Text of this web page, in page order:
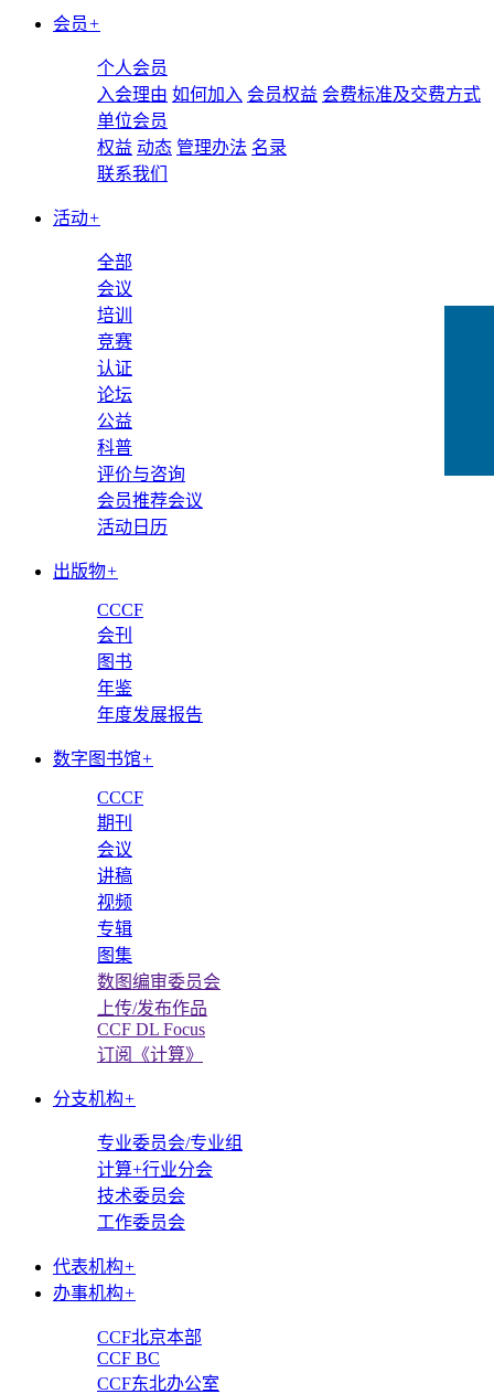
会员+
个人会员
入会理由 如何加入 会员权益 会费标准及交费方式
单位会员
权益 动态 管理办法 名录
联系我们
活动+
全部
会议
培训
竞赛
认证
论坛
公益
科普
评价与咨询
会员推荐会议
活动日历
出版物+
CCCF
会刊
图书
年鉴
年度发展报告
数字图书馆+
CCCF
期刊
会议
讲稿
视频
专辑
图集
数图编审委员会
上传/发布作品
CCF DL Focus
订阅《计算》
分支机构+
专业委员会/专业组
计算+行业分会
技术委员会
工作委员会
代表机构+
办事机构+
CCF北京本部
CCF BC
CCF东北办公室